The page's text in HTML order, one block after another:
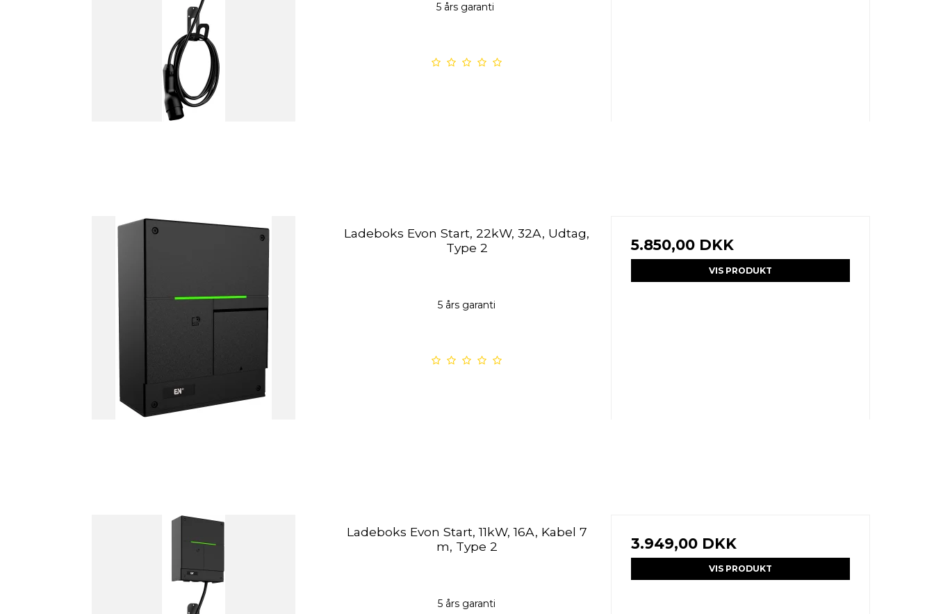
5 års garanti
Ladeboks Evon Start, 22kW, 32A, Udtag,
Type 2
5 års garanti
5.850,00 DKK
VIS PRODUKT
Ladeboks Evon Start, 11kW, 16A, Kabel 7
m, Type 2
5 års garanti
3.949,00 DKK
VIS PRODUKT